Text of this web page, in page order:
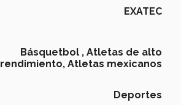
EXATEC
Básquetbol , Atletas de alto
rendimiento, Atletas mexicanos
Deportes